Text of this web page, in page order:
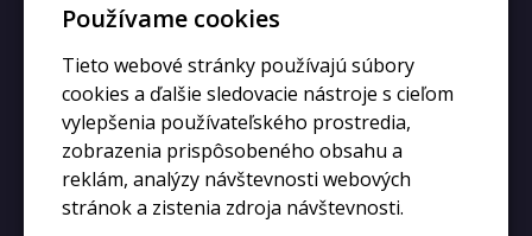
info@kupiphone.cz
Používame cookies
Tieto webové stránky používajú súbory
cookies a ďalšie sledovacie nástroje s cieľom
vylepšenia používateľského prostredia,
zobrazenia prispôsobeného obsahu a
reklám, analýzy návštevnosti webových
stránok a zistenia zdroja návštevnosti.